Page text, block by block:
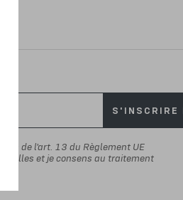
S'INSCRIRE
de l'art. 13 du Règlement UE
et je consens au traitement